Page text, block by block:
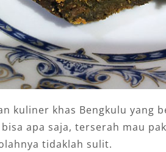
kuliner khas Bengkulu yang
apa saja, terserah mau
tidaklah sulit.